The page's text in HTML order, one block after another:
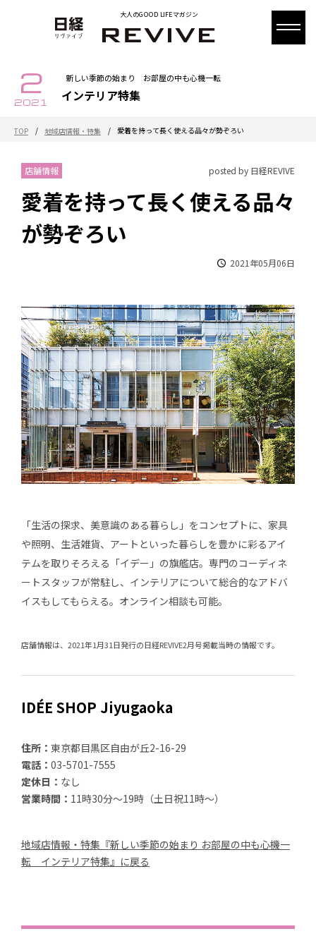
大人のGOOD LIFEマガジン
2
2021
新しい季節の始まり お部屋の中も心機一転
インテリア特集
TOP / 地域店情報・特集 / 愛着を持って長く使える品々が勢ぞろい
店舗情報 posted by 日経REVIVE
愛着を持って長く使える品々
が勢ぞろい
2021年05月06日
「生活の探求、美意識のある暮らし」をコンセプトに、家具
や照明、生活雑貨、アートといった暮らしを豊かに彩るアイ
テムを取りそろえる「イデー」の旗艦店。専門のコーディネ
ートスタッフが常駐し、インテリアについて総合的なアドバ
イスもしてもらえる。オンライン相談も可能。
店舗情報は、2021年1月31日発行の日経REVIVE2月号掲載当時の情報です。
IDÉE SHOP Jiyugaoka
住所： 東京都目黒区自由が丘2-16-29
電話： 03-5701-7555
定休日： なし
営業時間： 11時30分〜19時（土日祝11時〜）
地域店情報・特集『新しい季節の始まり お部屋の中も心機一
転 インテリア特集』に戻る